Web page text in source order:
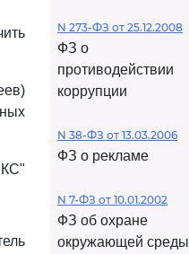
N 273-ФЗ от 25.12.2008
ФЗ о
противодействии
коррупции
N 38-ФЗ от 13.03.2006
ФЗ о рекламе
N 7-ФЗ от 10.01.2002
ФЗ об охране
окружающей среды